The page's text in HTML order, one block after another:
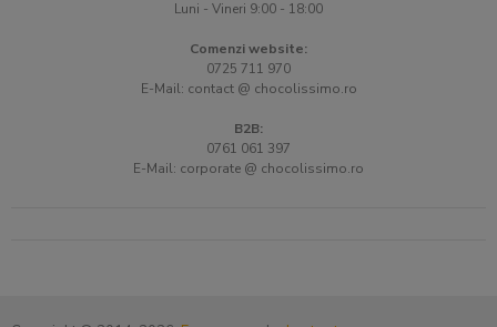
Luni - Vineri 9:00 - 18:00
Comenzi website:
0725 711 970
E-Mail: contact @ chocolissimo.ro
B2B:
0761 061 397
E-Mail: corporate @ chocolissimo.ro